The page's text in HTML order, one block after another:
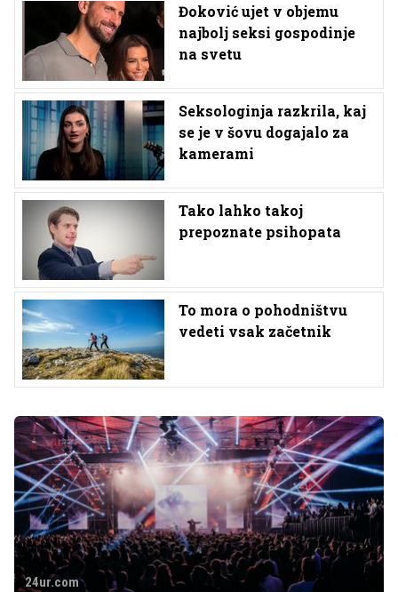
Đoković ujet v objemu
najbolj seksi gospodinje
na svetu
Seksologinja razkrila, kaj
se je v šovu dogajalo za
kamerami
Tako lahko takoj
prepoznate psihopata
To mora o pohodništvu
vedeti vsak začetnik
24ur.com